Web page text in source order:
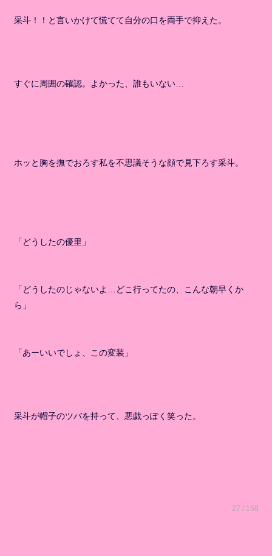
采斗！！と言いかけて慌てて自分の口を両手で抑えた。
すぐに周囲の確認。よかった、誰もいない…
ホッと胸を撫でおろす私を不思議そうな顔で見下ろす采斗。
「どうしたの優里」
「どうしたのじゃないよ…どこ行ってたの、こんな朝早くか
ら」
「あーいいでしょ、この変装」
采斗が帽子のツバを持って、悪戯っぽく笑った。
27 / 158